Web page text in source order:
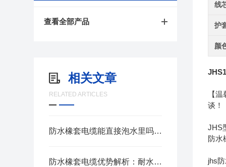
查看全部产品
相关文章
RELATED ARTICLES
防水橡套电缆能直接泡水里吗？一次性讲清楚
防水橡套电缆优势解析：耐水耐磨户外专用线缆
线
护
颜
【
谈！
JHS
防水
jhs